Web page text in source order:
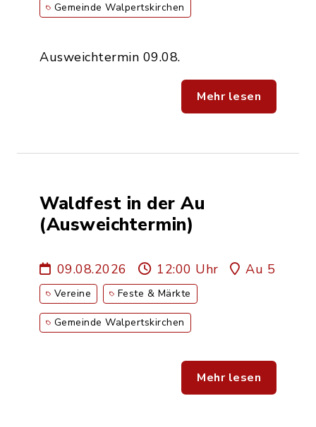
Gemeinde Walpertskirchen
Ausweichtermin 09.08.
Mehr lesen
Waldfest in der Au
(Ausweichtermin)
09.08.2026 12:00 Uhr Au 5
Vereine Feste & Märkte
Gemeinde Walpertskirchen
Mehr lesen